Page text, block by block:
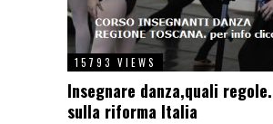
15793 VIEWS
Insegnare danza,quali
sulla riforma Italia